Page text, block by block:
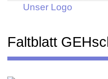
Unser Logo
Faltblatt